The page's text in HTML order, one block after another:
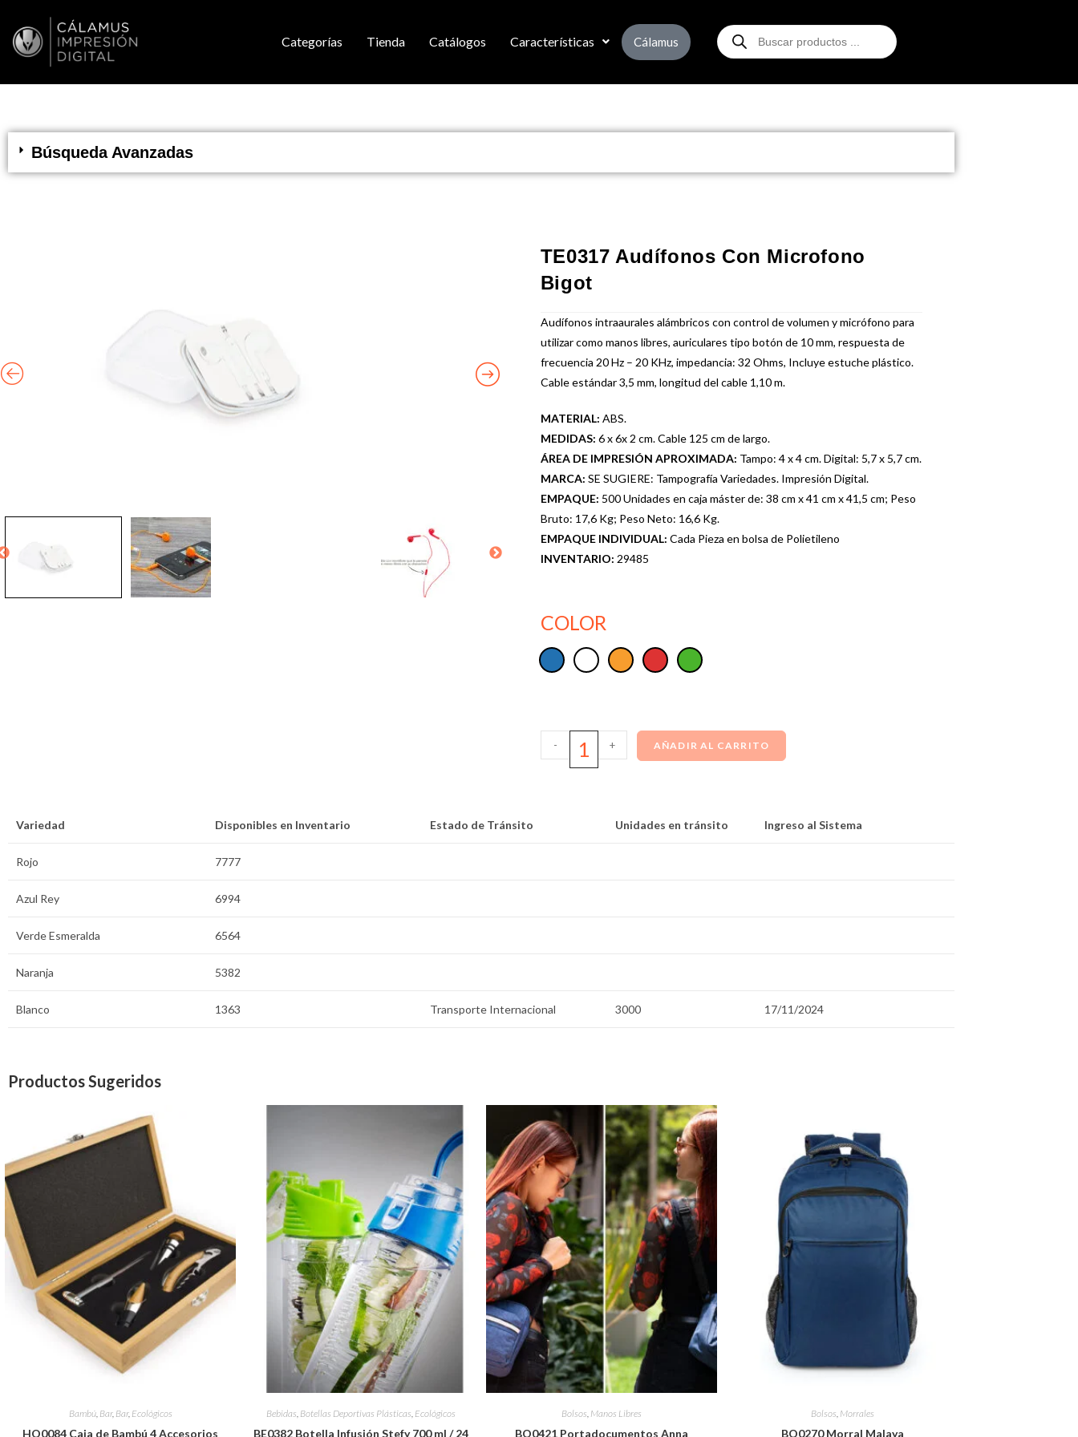
Categorías Tienda Catálogos Características Cálamus
Búsqueda Avanzadas
TE0317 Audífonos Con Microfono
Bigot
Audífonos intraaurales alámbricos con control de volumen y micrófono para
utilizar como manos libres, auriculares tipo botón de 10 mm, respuesta de
frecuencia 20 Hz – 20 KHz, impedancia: 32 Ohms, Incluye estuche plástico.
Cable estándar 3,5 mm, longitud del cable 1,10 m.
MATERIAL: ABS.
MEDIDAS: 6 x 6x 2 cm. Cable 125 cm de largo.
ÁREA DE IMPRESIÓN APROXIMADA: Tampo: 4 x 4 cm. Digital: 5,7 x 5,7 cm.
MARCA: SE SUGIERE: Tampografía Variedades. Impresión Digital.
EMPAQUE: 500 Unidades en caja máster de: 38 cm x 41 cm x 41,5 cm; Peso
Bruto: 17,6 Kg; Peso Neto: 16,6 Kg.
EMPAQUE INDIVIDUAL: Cada Pieza en bolsa de Polietileno
INVENTARIO: 29485
COLOR
- + AÑADIR AL CARRITO
Variedad Disponibles en Inventario Estado de Tránsito Unidades en tránsito Ingreso al Sistema
Rojo 7777
Azul Rey 6994
Verde Esmeralda 6564
Naranja 5382
Blanco 1363 Transporte Internacional 3000 17/11/2024
Productos Sugeridos
Bambú, Bar, Bar, Ecológicos
HO0084 Caja de Bambú 4 Accesorios
Bebidas, Botellas Deportivas Plásticas, Ecológicos
BE0382 Botella Infusión Stefy 700 ml / 24
Bolsos, Manos Libres
BO0421 Portadocumentos Anna
Bolsos, Morrales
BO0270 Morral Malaya